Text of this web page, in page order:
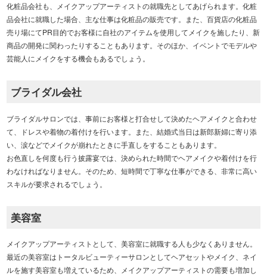
化粧品会社も、メイクアップアーティストの就職先としてあげられます。化粧
品会社に就職した場合、主な仕事は化粧品の販売です。また、百貨店の化粧品
売り場にてPR目的でお客様に自社のアイテムを使用してメイクを施したり、新
商品の開発に関わったりすることもあります。そのほか、イベントでモデルや
芸能人にメイクをする機会もあるでしょう。
ブライダル会社
ブライダルサロンでは、事前にお客様と打合せして決めたヘアメイクと合わせ
て、ドレスや着物の着付けを行います。また、結婚式当日は新郎新婦に寄り添
い、涙などでメイクが崩れたときに手直しをすることもあります。
お色直しを何度も行う披露宴では、決められた時間でヘアメイクや着付けを行
わなければなりません。そのため、短時間で丁寧な仕事ができる、非常に高い
スキルが要求されるでしょう。
美容室
メイクアップアーティストとして、美容室に就職する人も少なくありません。
最近の美容室はトータルビューティーサロンとしてヘアセットやメイク、ネイ
ルを施す美容室も増えているため、メイクアップアーティストの需要も増加し